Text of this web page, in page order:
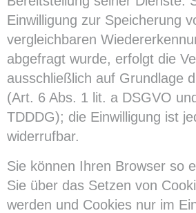
Einwilligung zur Speicherung
vergleichbaren
abgefragt wurde, erfolgt die
ausschließlich auf Grundlage
(Art. 6 Abs. 1 lit. a DSGVO
TDDDG); die Einwilligung ist
widerrufbar.
Sie können Ihren Browser so
Sie über das Setzen von
werden und Cookies nur im